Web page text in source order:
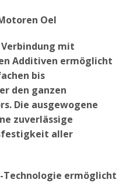
Oel
Verbindung mit
Additiven ermöglicht
bis
den ganzen
Die ausgewogene
zuverlässige
aller
ermöglicht